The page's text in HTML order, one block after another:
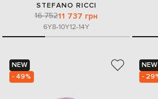
STEFANO RICCI
16 75211 737 грн
6Y8-10Y12-14Y
NEW
- 49%
NEW
-